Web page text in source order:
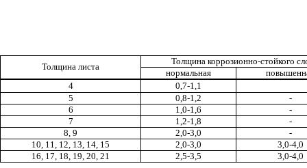
Толщина листа
Толщина коррозионно-стойкого
нормальная
4
0,7-1,1
5
0,8-1,2
-
6
1,0-1,6
-
7
1,2-1,8
-
8, 9
2,0-3,0
-
10, 11, 12, 13, 14, 15
2,0-3,0
3,0-4,0
16, 17, 18, 19, 20, 21
2,5-3,5 3,0-4,0